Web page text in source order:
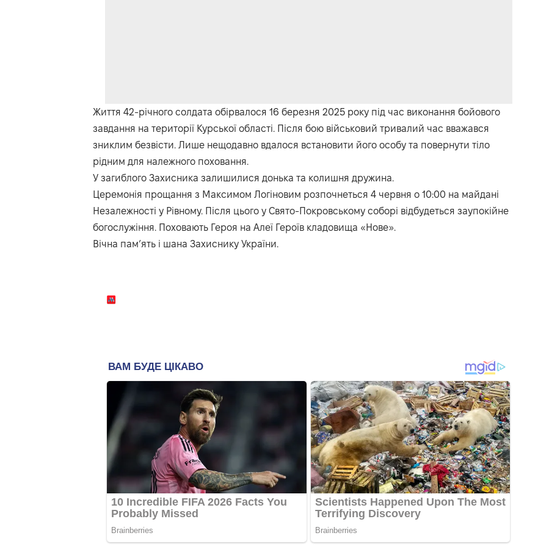
Життя 42-річного солдата обірвалося 16 березня 2025 року під час виконання бойового
завдання на території Курської області. Після бою військовий тривалий час вважався
зниклим безвісти. Лише нещодавно вдалося встановити його особу та повернути тіло
рідним для належного поховання.
У загиблого Захисника залишилися донька та колишня дружина.
Церемонія прощання з Максимом Логіновим розпочнеться 4 червня о 10:00 на майдані
Незалежності у Рівному. Після цього у Свято-Покровському соборі відбудеться заупокійне
богослужіння. Поховають Героя на Алеї Героїв кладовища «Нове».
Вічна пам’ять і шана Захиснику України.